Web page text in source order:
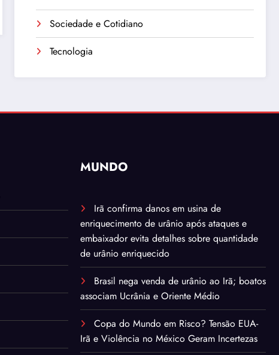
Sociedade e Cotidiano
Tecnologia
MUNDO
Irã confirma danos em usina de
enriquecimento de urânio após ataques e
embaixador evita detalhes sobre quantidade
de urânio enriquecido
Brasil nega venda de urânio ao Irã; boatos
associam Ucrânia e Oriente Médio
Copa do Mundo em Risco? Tensão EUA-
Irã e Violência no México Geram Incertezas